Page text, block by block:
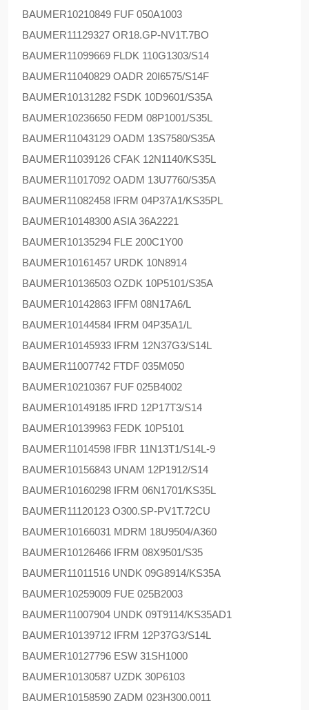
BAUMER10210849 FUF 050A1003
BAUMER11129327 OR18.GP-NV1T.7BO
BAUMER11099669 FLDK 110G1303/S14
BAUMER11040829 OADR 20I6575/S14F
BAUMER10131282 FSDK 10D9601/S35A
BAUMER10236650 FEDM 08P1001/S35L
BAUMER11043129 OADM 13S7580/S35A
BAUMER11039126 CFAK 12N1140/KS35L
BAUMER11017092 OADM 13U7760/S35A
BAUMER11082458 IFRM 04P37A1/KS35PL
BAUMER10148300 ASIA 36A2221
BAUMER10135294 FLE 200C1Y00
BAUMER10161457 URDK 10N8914
BAUMER10136503 OZDK 10P5101/S35A
BAUMER10142863 IFFM 08N17A6/L
BAUMER10144584 IFRM 04P35A1/L
BAUMER10145933 IFRM 12N37G3/S14L
BAUMER11007742 FTDF 035M050
BAUMER10210367 FUF 025B4002
BAUMER10149185 IFRD 12P17T3/S14
BAUMER10139963 FEDK 10P5101
BAUMER11014598 IFBR 11N13T1/S14L-9
BAUMER10156843 UNAM 12P1912/S14
BAUMER10160298 IFRM 06N1701/KS35L
BAUMER11120123 O300.SP-PV1T.72CU
BAUMER10166031 MDRM 18U9504/A360
BAUMER10126466 IFRM 08X9501/S35
BAUMER11011516 UNDK 09G8914/KS35A
BAUMER10259009 FUE 025B2003
BAUMER11007904 UNDK 09T9114/KS35AD1
BAUMER10139712 IFRM 12P37G3/S14L
BAUMER10127796 ESW 31SH1000
BAUMER10130587 UZDK 30P6103
BAUMER10158590 ZADM 023H300.0011